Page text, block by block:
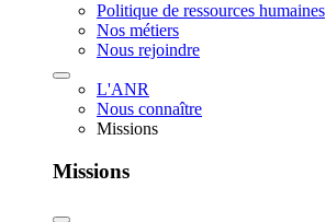
Politique de ressources humaines
Nos métiers
Nous rejoindre
L'ANR
Nous connaître
Missions
Missions